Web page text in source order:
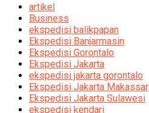
artikel
Business
ekspedisi balikpapan
Ekspedisi Banjarmasin
Ekspedisi Gorontalo
Ekspedisi Jakarta
ekspedisi jakarta gorontalo
Ekspedisi Jakarta Makassar
Ekspedisi Jakarta Sulawesi
ekspedisi kendari